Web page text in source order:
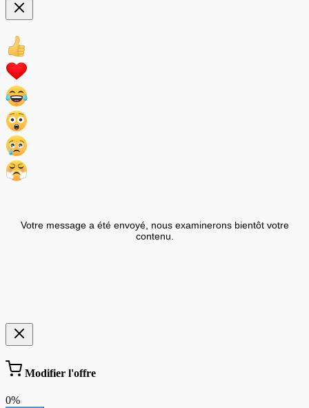
Votre message a été envoyé, nous examinerons bientôt votre
contenu.
Modifier l'offre
0%